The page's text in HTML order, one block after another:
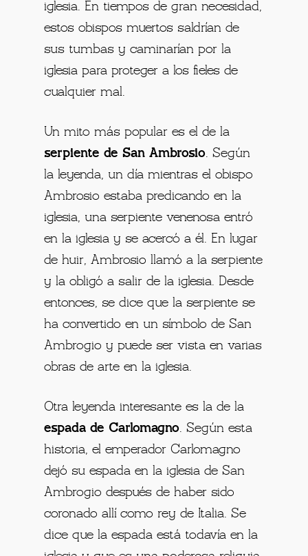
iglesia. En tiempos de gran necesidad,
estos obispos muertos saldrían de
sus tumbas y caminarían por la
iglesia para proteger a los fieles de
cualquier mal.
Un mito más popular es el de la
serpiente de San Ambrosio. Según
la leyenda, un día mientras el obispo
Ambrosio estaba predicando en la
iglesia, una serpiente venenosa entró
en la iglesia y se acercó a él. En lugar
de huir, Ambrosio llamó a la serpiente
y la obligó a salir de la iglesia. Desde
entonces, se dice que la serpiente se
ha convertido en un símbolo de San
Ambrogio y puede ser vista en varias
obras de arte en la iglesia.
Otra leyenda interesante es la de la
espada de Carlomagno. Según esta
historia, el emperador Carlomagno
dejó su espada en la iglesia de San
Ambrogio después de haber sido
coronado allí como rey de Italia. Se
dice que la espada está todavía en la